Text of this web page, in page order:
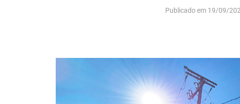
Publicado em 19/09/